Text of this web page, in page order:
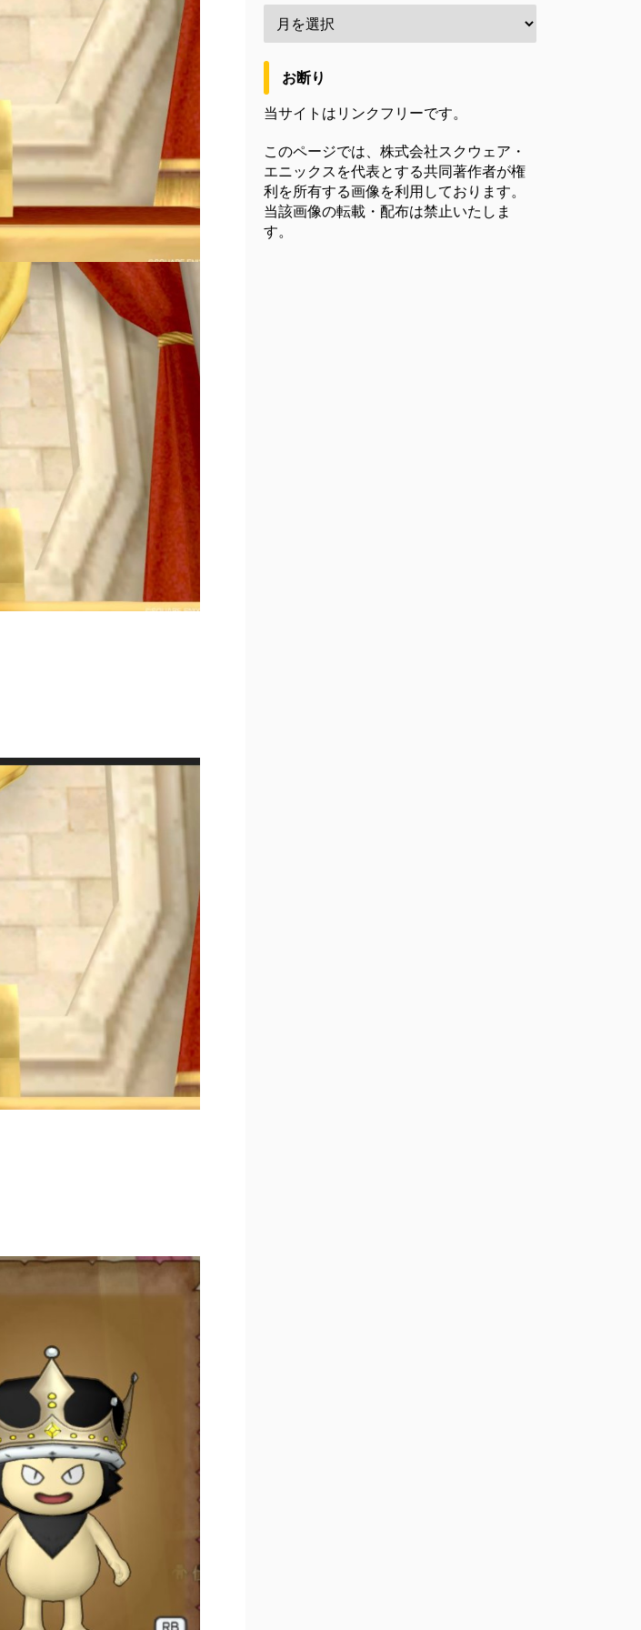
お断り
当サイトはリンクフリーです。
このページでは、株式会社スクウェア・
エニックスを代表とする共同著作者が権
利を所有する画像を利用しております。
当該画像の転載・配布は禁止いたしま
す。